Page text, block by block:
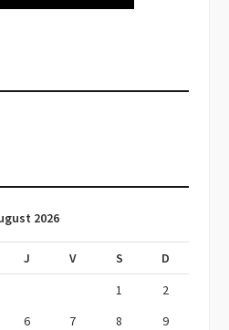
2026
J V S
D
1
2
6 7 8
9